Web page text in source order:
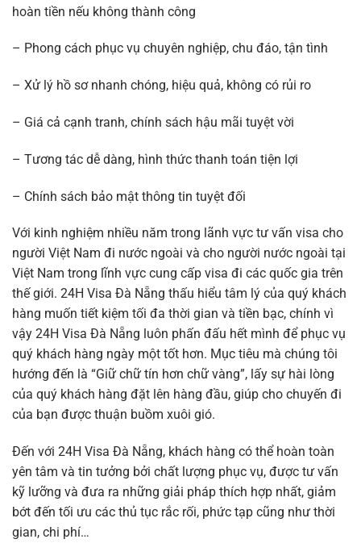
hoàn tiền nếu không thành công
– Phong cách phục vụ chuyên nghiệp, chu đáo, tận tình
– Xử lý hồ sơ nhanh chóng, hiệu quả, không có rủi ro
– Giá cả cạnh tranh, chính sách hậu mãi tuyệt vời
– Tương tác dễ dàng, hình thức thanh toán tiện lợi
– Chính sách bảo mật thông tin tuyệt đối
Với kinh nghiệm nhiều năm trong lãnh vực tư vấn visa cho
người Việt Nam đi nước ngoài và cho người nước ngoài tại
Việt Nam trong lĩnh vực cung cấp visa đi các quốc gia trên
thế giới. 24H Visa Đà Nẵng thấu hiểu tâm lý của quý khách
hàng muốn tiết kiệm tối đa thời gian và tiền bạc, chính vì
vậy 24H Visa Đà Nẵng luôn phấn đấu hết mình để phục vụ
quý khách hàng ngày một tốt hơn. Mục tiêu mà chúng tôi
hướng đến là “Giữ chữ tín hơn chữ vàng”, lấy sự hài lòng
của quý khách hàng đặt lên hàng đầu, giúp cho chuyến đi
của bạn được thuận buồm xuôi gió.
Đến với 24H Visa Đà Nẵng, khách hàng có thể hoàn toàn
yên tâm và tin tưởng bởi chất lượng phục vụ, được tư vấn
kỹ lưỡng và đưa ra những giải pháp thích hợp nhất, giảm
bớt đến tối ưu các thủ tục rắc rối, phức tạp cũng như thời
gian, chi phí…